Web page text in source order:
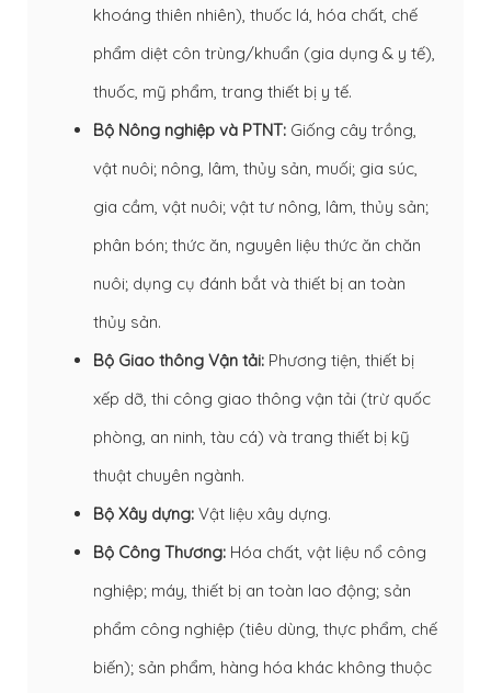
khoáng thiên nhiên), thuốc lá, hóa chất, chế
phẩm diệt côn trùng/khuẩn (gia dụng & y tế),
thuốc, mỹ phẩm, trang thiết bị y tế.
Bộ Nông nghiệp và PTNT: Giống cây trồng,
vật nuôi; nông, lâm, thủy sản, muối; gia súc,
gia cầm, vật nuôi; vật tư nông, lâm, thủy sản;
phân bón; thức ăn, nguyên liệu thức ăn chăn
nuôi; dụng cụ đánh bắt và thiết bị an toàn
thủy sản.
Bộ Giao thông Vận tải: Phương tiện, thiết bị
xếp dỡ, thi công giao thông vận tải (trừ quốc
phòng, an ninh, tàu cá) và trang thiết bị kỹ
thuật chuyên ngành.
Bộ Xây dựng: Vật liệu xây dựng.
Bộ Công Thương: Hóa chất, vật liệu nổ công
nghiệp; máy, thiết bị an toàn lao động; sản
phẩm công nghiệp (tiêu dùng, thực phẩm, chế
biến); sản phẩm, hàng hóa khác không thuộc